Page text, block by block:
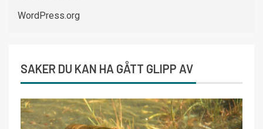
WordPress.org
SAKER DU KAN HA GÅTT GLIPP AV